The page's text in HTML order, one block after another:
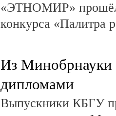
«ЭТНОМИР» прошёл
конкурса «Палитра
Из Минобрнауки
дипломами
Выпускники КБГУ